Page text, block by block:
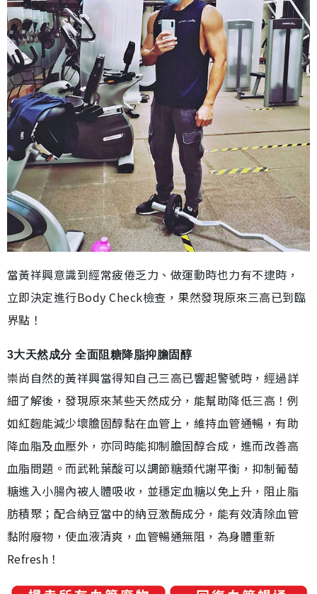
當黃祥興意識到經常疲倦乏力、做運動時也力有不逮時，
立即決定進行Body Check檢查，果然發現原來三高已到臨
界點！
3大天然成分 全面阻糖降脂抑膽固醇
崇尚自然的黃祥興當得知自己三高已響起警號時，經過詳
細了解後，發現原來某些天然成分，能幫助降低三高！例
如紅麴能減少壞膽固醇黏在血管上，維持血管通暢，有助
降血脂及血壓外，亦同時能抑制膽固醇合成，進而改善高
血脂問題。而武靴葉酸可以調節糖類代謝平衡，抑制葡萄
糖進入小腸內被人體吸收，並穩定血糖以免上升，阻止脂
肪積聚；配合納豆當中的納豆激酶成分，能有效清除血管
黏附廢物，使血液清爽，血管暢通無阻，為身體重新
Refresh！